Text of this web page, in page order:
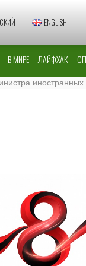
ENGLISH
В МИРЕ ЛАЙФХАК
иностранных дел